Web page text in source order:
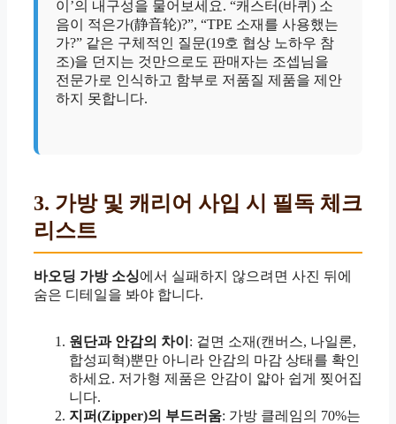
이’의 내구성을 물어보세요. “캐스터(바퀴) 소
음이 적은가(静音轮)?”, “TPE 소재를 사용했는
가?” 같은 구체적인 질문(19호 협상 노하우 참
조)을 던지는 것만으로도 판매자는 조셉님을
전문가로 인식하고 함부로 저품질 제품을 제안
하지 못합니다.
3. 가방 및 캐리어 사입 시 필독 체크
리스트
바오딩 가방 소싱에서 실패하지 않으려면 사진 뒤에
숨은 디테일을 봐야 합니다.
원단과 안감의 차이 : 겉면 소재(캔버스, 나일론,
합성피혁)뿐만 아니라 안감의 마감 상태를 확인
하세요. 저가형 제품은 안감이 얇아 쉽게 찢어집
니다.
지퍼(Zipper)의 부드러움: 가방 클레임의 70%는